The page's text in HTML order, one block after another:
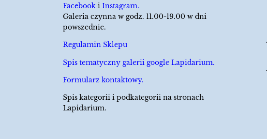
Facebook i Instagram.
Galeria czynna w godz. 11.00-19.00 w dni
powszednie.
Regulamin Sklepu
Spis tematyczny galerii google Lapidarium.
Formularz kontaktowy.
Spis kategorii i podkategorii na stronach
Lapidarium.